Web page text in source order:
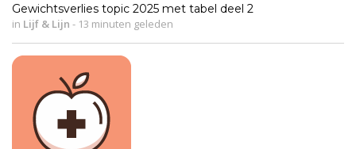
Gewichtsverlies topic 2025 met tabel deel 2
in Lijf & Lijn - 13 minuten geleden